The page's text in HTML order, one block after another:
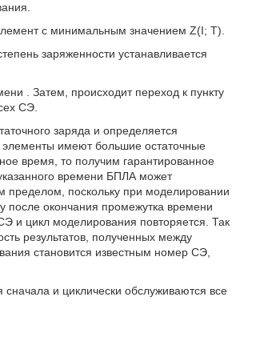
с минимальным значением Z(I; T).
заряженности устанавливается
. Затем, происходит переход к пункту
СЭ.
заряда и определяется
элементы имеют большие остаточные
время, то получим гарантированное
времени БПЛА может
пределом, поскольку при моделировании
после окончания промежутка времени
и цикл моделирования повторяется. Так
результатов, полученных между
становится известным номер СЭ,
и циклически обслуживаются все